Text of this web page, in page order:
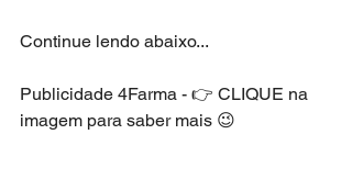
Continue lendo abaixo...
Publicidade 4Farma - 👉 CLIQUE na
imagem para saber mais 😉